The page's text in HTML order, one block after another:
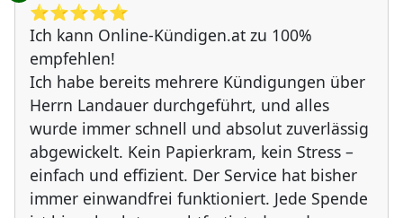
⭐️⭐️⭐️⭐️⭐️
Ich kann Online-Kündigen.at zu 100%
empfehlen!
Ich habe bereits mehrere Kündigungen über
Herrn Landauer durchgeführt, und alles
wurde immer schnell und absolut zuverlässig
abgewickelt. Kein Papierkram, kein Stress –
einfach und effizient. Der Service hat bisher
immer einwandfrei funktioniert. Jede Spende